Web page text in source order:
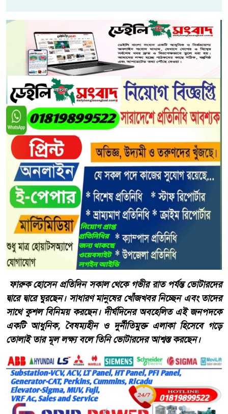
​ ফারুক হোসেন প্রতিদিন সকাল থেকে গভীর রাত পর্যন্ত ভোটারদের
দ্বারে দ্বারে ঘুরছেন। সাধারণ মানুষের খোঁজখবর নিচ্ছেন এবং তাদের
সাথে কুশল বিনিময় করছেন। দীর্ঘদিনের অবহেলিত এই জনপদকে
একটি আধুনিক, বৈষম্যহীন ও দুর্নীতিমুক্ত এলাকা হিসেবে গড়ে
তোলাই তার মূল লক্ষ্য বলে তিনি ভোটারদের আশ্বস্ত করছেন।